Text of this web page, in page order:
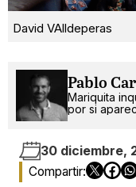
David VAlldeperas
Pablo
Mariquita
por si
30 diciembre,